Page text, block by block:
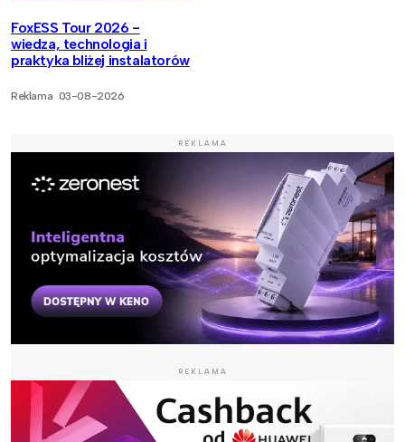
FoxESS Tour 2026 -
wiedza, technologia i
praktyka bliżej instalatorów
Reklama 03-08-2026
REKLAMA
REKLAMA